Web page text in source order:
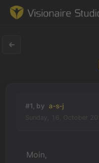
Learning
#1, by a-s-j
Moin,